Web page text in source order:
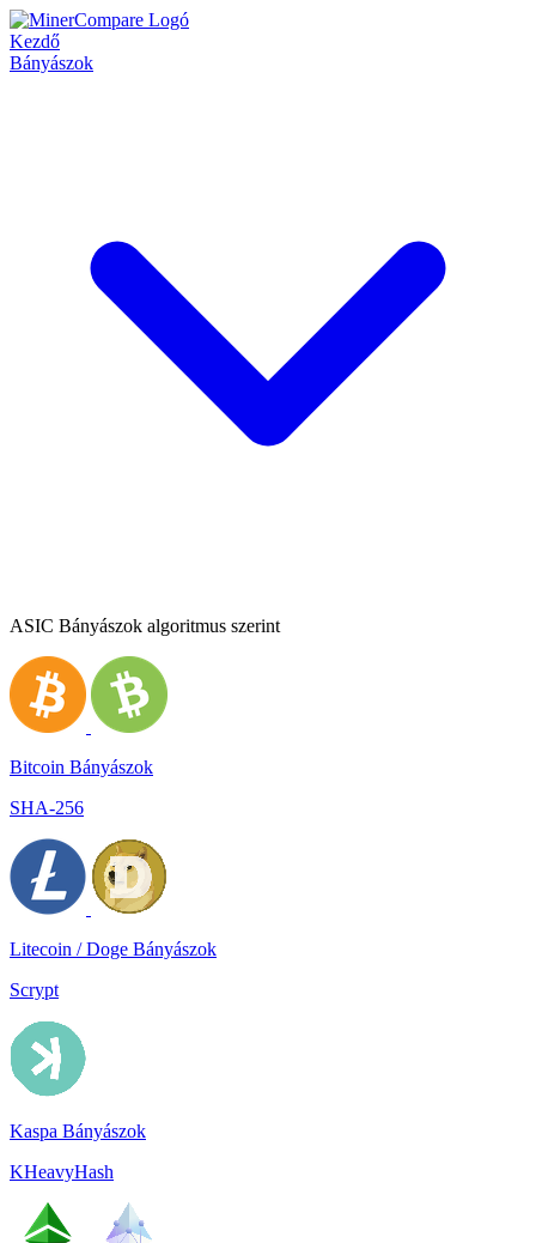
Kezdő
Bányászok
ASIC Bányászok algoritmus szerint
Bitcoin Bányászok
SHA-256
Litecoin / Doge Bányászok
Scrypt
Kaspa Bányászok
KHeavyHash